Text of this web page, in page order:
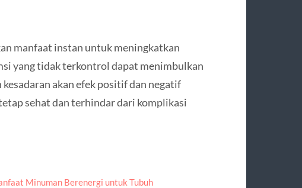
manfaat instan untuk meningkatkan
yang tidak terkontrol dapat menimbulkan
akan efek positif dan negatif
sehat dan terhindar dari komplikasi
Minuman Berenergi untuk Tubuh